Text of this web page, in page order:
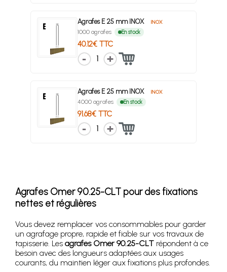
Agrafes E 25 mm INOX INOX
1000 agrafes En stock
40.12€ TTC
1
Agrafes E 25 mm INOX INOX
4000 agrafes En stock
91.68€ TTC
1
Agrafes Omer 90.25-CLT pour des fixations
nettes et régulières
Vous devez remplacer vos consommables pour garder
un agrafage propre, rapide et fiable sur vos travaux de
tapisserie. Les agrafes Omer 90.25-CLT répondent à ce
besoin avec des longueurs adaptées aux usages
courants, du maintien léger aux fixations plus profondes.